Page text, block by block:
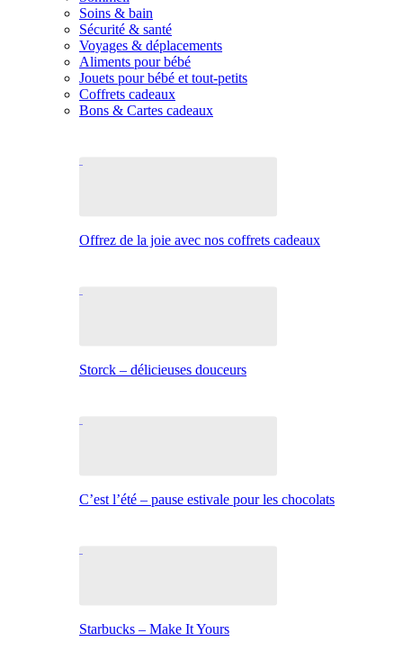
Soins & bain
Sécurité & santé
Voyages & déplacements
Aliments pour bébé
Jouets pour bébé et tout-petits
Coffrets cadeaux
Bons & Cartes cadeaux
Offrez de la joie avec nos coffrets cadeaux
Storck – délicieuses douceurs
C’est l’été – pause estivale pour les chocolats
Starbucks – Make It Yours